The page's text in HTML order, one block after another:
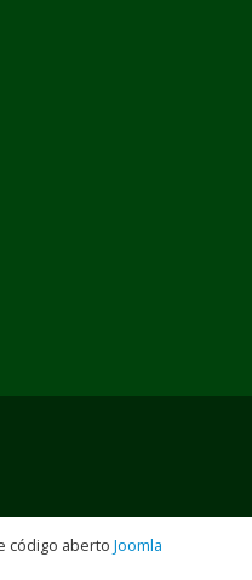
código aberto Joomla